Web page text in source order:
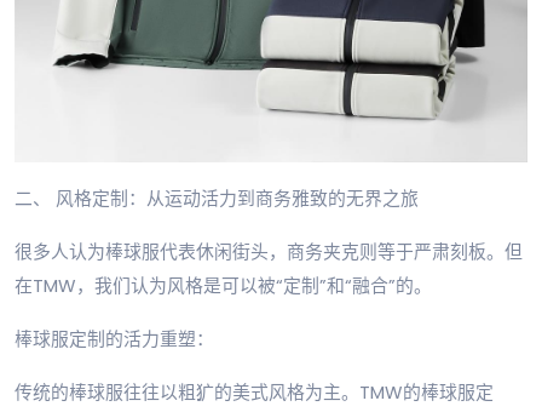
二、 风格定制：从运动活力到商务雅致的无界之旅
很多人认为棒球服代表休闲街头，商务夹克则等于严肃刻板。但
在TMW，我们认为风格是可以被“定制”和“融合”的。
棒球服定制的活力重塑：
传统的棒球服往往以粗犷的美式风格为主。TMW的棒球服定